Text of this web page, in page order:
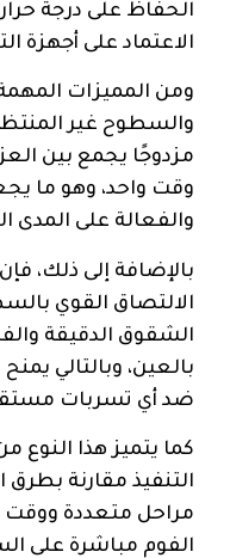
الحفاظ على درجة
الاعتماد على أجهزة
ومن المميزات
والسطوح غير
مزدوجًا يجمع بين
وقت واحد، وهو ما
والفعالة على المدى
بالإضافة إلى ذلك،
الالتصاق القوي
الشقوق الدقيقة
بالعين، وبالتالي
ضد أي تسربات
كما يتميز هذا
التنفيذ مقارنة بطرق
مراحل متعددة
الفوم مباشرة على